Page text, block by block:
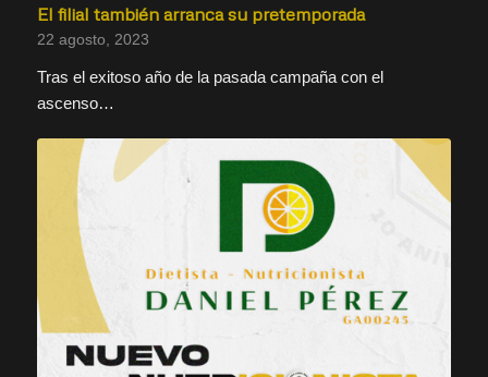
El filial también arranca su pretemporada
22 agosto, 2023
Tras el exitoso año de la pasada campaña con el
ascenso…